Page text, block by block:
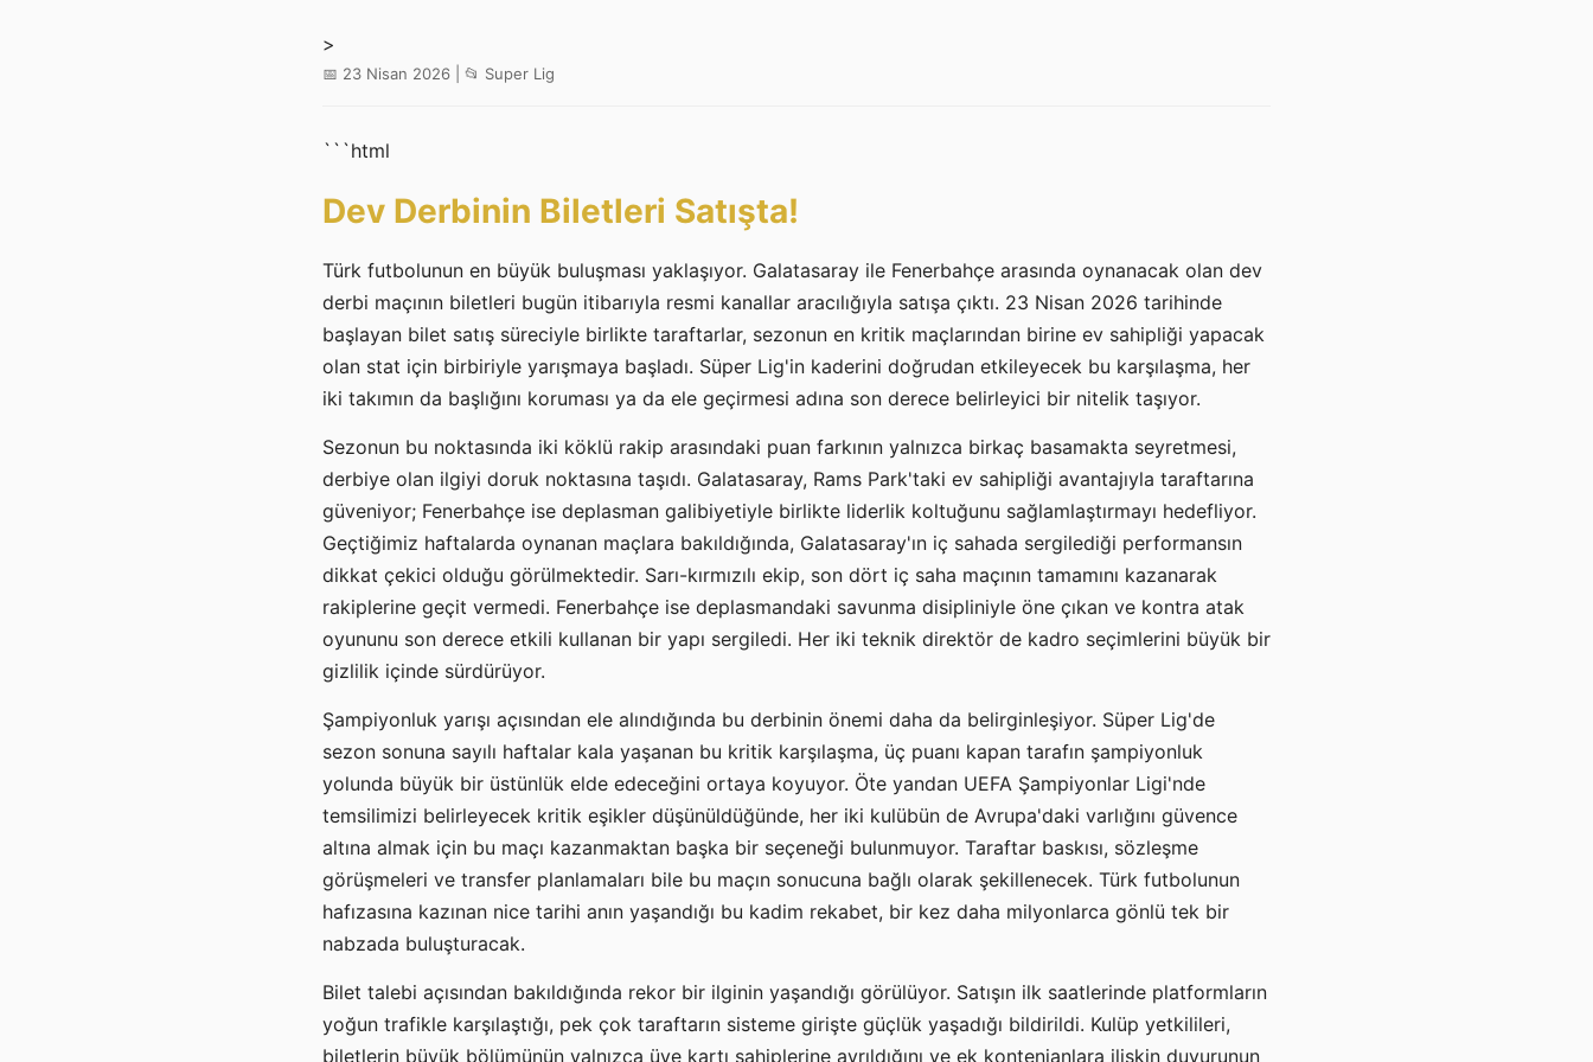
>
📅 23 Nisan 2026 | 📂 Super Lig
```html
Dev Derbinin Biletleri Satışta!
Türk futbolunun en büyük buluşması yaklaşıyor. Galatasaray ile Fenerbahçe arasında oynanacak olan dev
derbi maçının biletleri bugün itibarıyla resmi kanallar aracılığıyla satışa çıktı. 23 Nisan 2026 tarihinde
başlayan bilet satış süreciyle birlikte taraftarlar, sezonun en kritik maçlarından birine ev sahipliği yapacak
olan stat için birbiriyle yarışmaya başladı. Süper Lig'in kaderini doğrudan etkileyecek bu karşılaşma, her
iki takımın da başlığını koruması ya da ele geçirmesi adına son derece belirleyici bir nitelik taşıyor.
Sezonun bu noktasında iki köklü rakip arasındaki puan farkının yalnızca birkaç basamakta seyretmesi,
derbiye olan ilgiyi doruk noktasına taşıdı. Galatasaray, Rams Park'taki ev sahipliği avantajıyla taraftarına
güveniyor; Fenerbahçe ise deplasman galibiyetiyle birlikte liderlik koltuğunu sağlamlaştırmayı hedefliyor.
Geçtiğimiz haftalarda oynanan maçlara bakıldığında, Galatasaray'ın iç sahada sergilediği performansın
dikkat çekici olduğu görülmektedir. Sarı-kırmızılı ekip, son dört iç saha maçının tamamını kazanarak
rakiplerine geçit vermedi. Fenerbahçe ise deplasmandaki savunma disipliniyle öne çıkan ve kontra atak
oyununu son derece etkili kullanan bir yapı sergiledi. Her iki teknik direktör de kadro seçimlerini büyük bir
gizlilik içinde sürdürüyor.
Şampiyonluk yarışı açısından ele alındığında bu derbinin önemi daha da belirginleşiyor. Süper Lig'de
sezon sonuna sayılı haftalar kala yaşanan bu kritik karşılaşma, üç puanı kapan tarafın şampiyonluk
yolunda büyük bir üstünlük elde edeceğini ortaya koyuyor. Öte yandan UEFA Şampiyonlar Ligi'nde
temsilimizi belirleyecek kritik eşikler düşünüldüğünde, her iki kulübün de Avrupa'daki varlığını güvence
altına almak için bu maçı kazanmaktan başka bir seçeneği bulunmuyor. Taraftar baskısı, sözleşme
görüşmeleri ve transfer planlamaları bile bu maçın sonucuna bağlı olarak şekillenecek. Türk futbolunun
hafızasına kazınan nice tarihi anın yaşandığı bu kadim rekabet, bir kez daha milyonlarca gönlü tek bir
nabzada buluşturacak.
Bilet talebi açısından bakıldığında rekor bir ilginin yaşandığı görülüyor. Satışın ilk saatlerinde platformların
yoğun trafikle karşılaştığı, pek çok taraftarın sisteme girişte güçlük yaşadığı bildirildi. Kulüp yetkilileri,
biletlerin büyük bölümünün yalnızca üye kartı sahiplerine ayrıldığını ve ek kontenjanlara ilişkin duyurunun